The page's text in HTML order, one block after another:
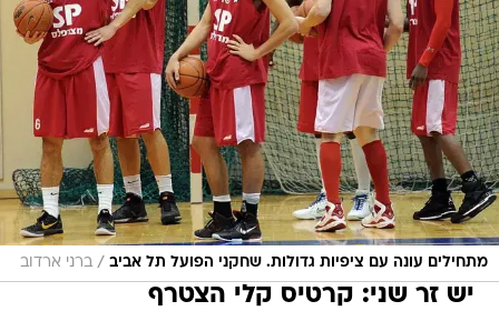
מתחילים עונה עם ציפיות גדולות. שחקני הפועל תל אביב / ברני ארדוב
יש זר שני: קרטיס קלי הצטרף